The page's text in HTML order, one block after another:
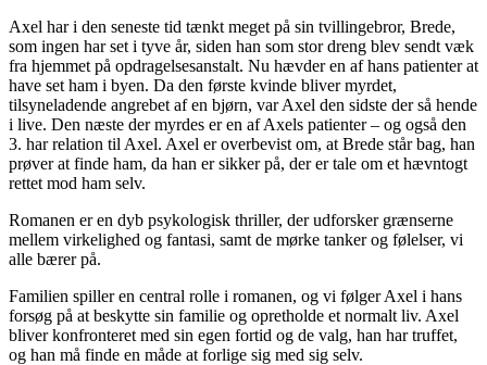
Axel har i den seneste tid tænkt meget på sin tvillingebror, Brede,
som ingen har set i tyve år, siden han som stor dreng blev sendt væk
fra hjemmet på opdragelsesanstalt. Nu hævder en af hans patienter at
have set ham i byen. Da den første kvinde bliver myrdet,
tilsyneladende angrebet af en bjørn, var Axel den sidste der så hende
i live. Den næste der myrdes er en af Axels patienter – og også den
3. har relation til Axel. Axel er overbevist om, at Brede står bag, han
prøver at finde ham, da han er sikker på, der er tale om et hævntogt
rettet mod ham selv.
Romanen er en dyb psykologisk thriller, der udforsker grænserne
mellem virkelighed og fantasi, samt de mørke tanker og følelser, vi
alle bærer på.
Familien spiller en central rolle i romanen, og vi følger Axel i hans
forsøg på at beskytte sin familie og opretholde et normalt liv. Axel
bliver konfronteret med sin egen fortid og de valg, han har truffet,
og han må finde en måde at forlige sig med sig selv.